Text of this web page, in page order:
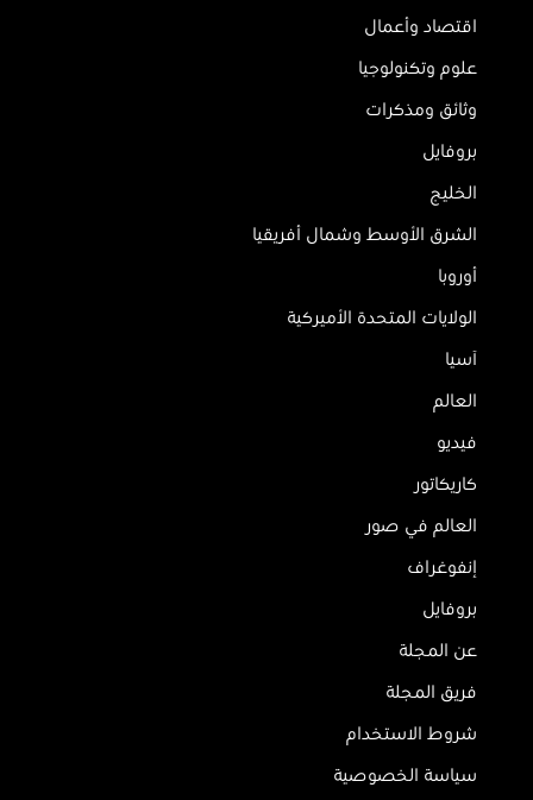
اقتصاد وأعمال
علوم وتكنولوجيا
وثائق ومذكرات
بروفايل
الخليج
الشرق الأوسط وشمال أفريقيا
أوروبا
الولايات المتحدة الأميركية
آسيا
العالم
فيديو
كاريكاتور
العالم في صور
إنفوغراف
بروفايل
عن المجلة
فريق المجلة
شروط الاستخدام
سياسة الخصوصية